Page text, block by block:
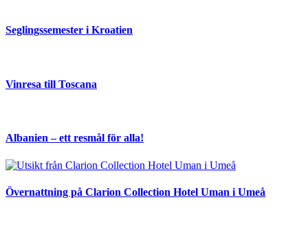
Seglingssemester i Kroatien
Vinresa till Toscana
Albanien – ett resmål för alla!
Övernattning på Clarion Collection Hotel Uman i Umeå